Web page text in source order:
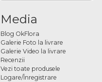
Media
Blog OkFlora
Galerie Foto la livrare
Galerie Video la livrare
Recenzii
Vezi toate produsele
Logare/Înregistrare